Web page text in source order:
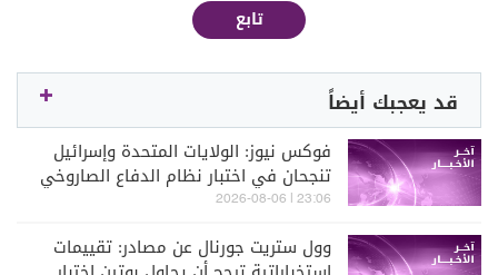
تابع
قد يعجبك أيضاً
فوكس نيوز: الولايات المتحدة وإسرائيل
تنجحان في اختبار نظام الدفاع الصاروخي
"آرو" لتعزيز التصدي للصواريخ الباليستية
23:06 | 2026-08-06
وول ستريت جورنال عن مصادر: تقييمات